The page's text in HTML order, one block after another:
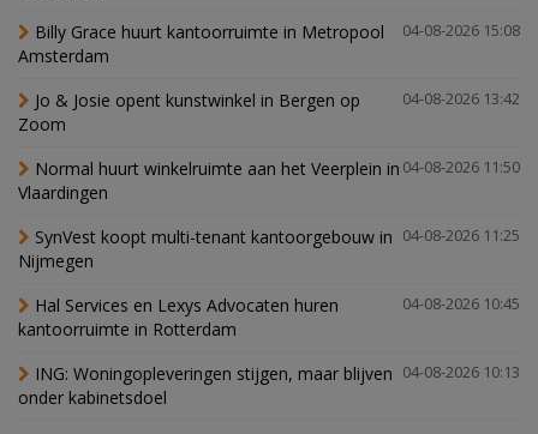
04-08-2026 15:08
Billy Grace huurt kantoorruimte in Metropool
Amsterdam
04-08-2026 13:42
Jo & Josie opent kunstwinkel in Bergen op
Zoom
04-08-2026 11:50
Normal huurt winkelruimte aan het Veerplein in
Vlaardingen
04-08-2026 11:25
SynVest koopt multi-tenant kantoorgebouw in
Nijmegen
04-08-2026 10:45
Hal Services en Lexys Advocaten huren
kantoorruimte in Rotterdam
04-08-2026 10:13
ING: Woningopleveringen stijgen, maar blijven
onder kabinetsdoel